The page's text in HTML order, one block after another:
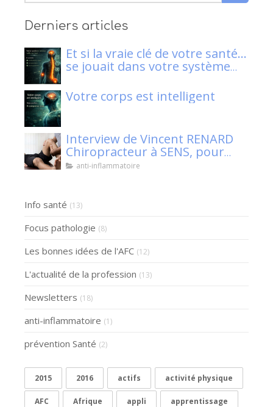
Derniers articles
Et si la vraie clé de votre santé…
se jouait dans votre système
Votre corps est intelligent
Interview de Vincent RENARD
Chiropracteur à SENS, pour
Klaser.
anti-inflammatoire
Info santé (13)
Focus pathologie (8)
Les bonnes idées de l'AFC (12)
L'actualité de la profession (13)
Newsletters (18)
anti-inflammatoire (1)
prévention Santé (2)
2015 2016 actifs activité physique
AFC Afrique appli apprentissage